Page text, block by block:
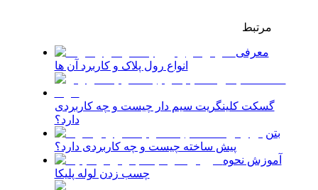
مرتبط
معرفی
انواع رول پلاک و کاربرد آن ها
گسکت کلینگریت سیم دار چیست و چه کاربردی
دارد؟
بتن
پیش ساخته چیست و چه کاربردی دارد؟
آموزش نحوه
چسب زدن لوله پلیکا